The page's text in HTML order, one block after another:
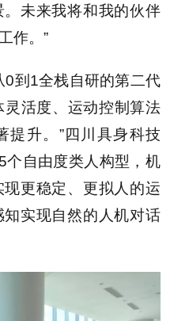
未来我将和我的伙伴
作。”
0到1全栈自研的第二代
灵活度、运动控制算法
提升。”四川具身科技
个自由度类人构型，机
更稳定、更拟人的运
实现自然的人机对话